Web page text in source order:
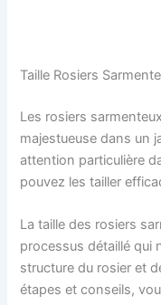
Taille Rosiers
Les rosiers
majestueuse dans un
attention particulière
pouvez les tailler
La taille des rosiers
processus détaillé qui
structure du rosier et
étapes et conseils,